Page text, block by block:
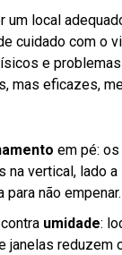
um local
cuidado com o
e
mas eficazes,
em pé:
na vertical, lado
não empenar.
umidade:
janelas reduzem